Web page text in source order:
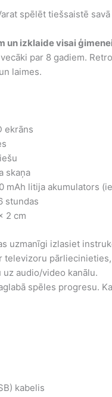
spēlēt tiešsaistē
un izklaide visai
par 8 gadiem.
laimes.
ekrāns
skaņa
mAh litija akumulators
stundas
2 cm
uzmanīgi izlasiet
televizoru
audio/video kanālu.
spēles progresu.
kabelis